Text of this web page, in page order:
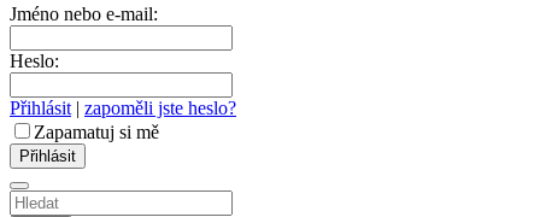
Jméno nebo e-mail:
Heslo:
Přihlásit | zapoměli jste heslo?
Zapamatuj si mě